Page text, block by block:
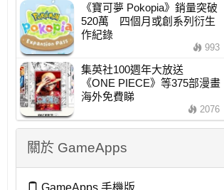
《寶可夢 Pokopia》銷量突破
520萬 四個月或創系列衍生
作紀錄
993
集英社100週年大放送
《ONE PIECE》等375部漫畫
海外免費睇
2076
關於 GameApps
GameApps 手機版